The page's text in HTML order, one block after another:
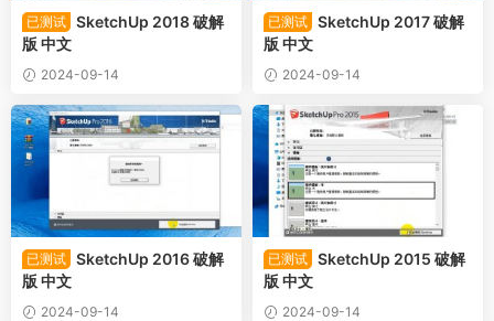
已测试 SketchUp 2018 破解
版 中文
2024-09-14
已测试 SketchUp 2017 破解
版 中文
2024-09-14
已测试 SketchUp 2016 破解
版 中文
2024-09-14
已测试 SketchUp 2015 破解
版 中文
2024-09-14